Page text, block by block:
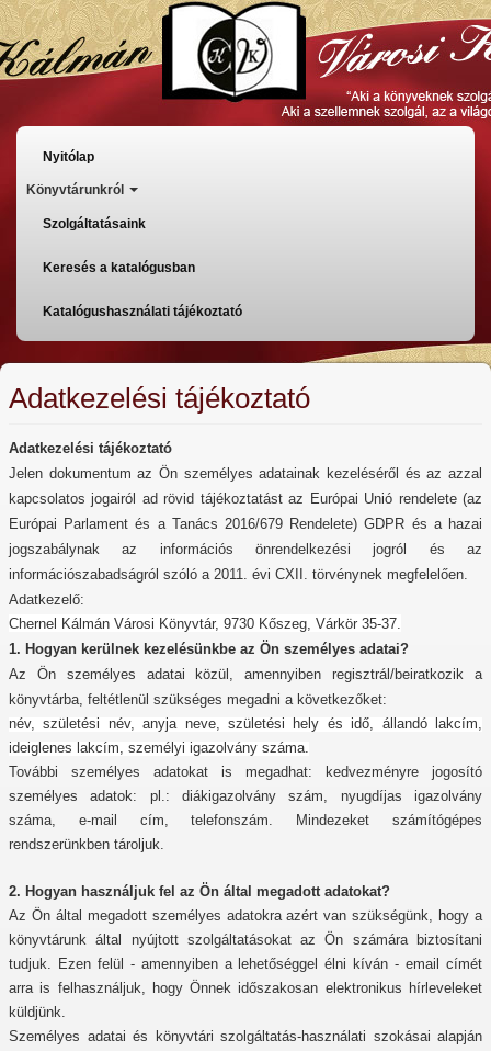
Ugrás
a
tartalomra
Főmenü
Nyitólap
Könyvtárunkról
Szolgáltatásaink
Keresés a katalógusban
Katalógushasználati tájékoztató
Adatkezelési tájékoztató
Adatkezelési tájékoztató
Jelen dokumentum az Ön személyes adatainak kezeléséről és az azzal
kapcsolatos jogairól ad rövid tájékoztatást az Európai Unió rendelete (az
Európai Parlament és a Tanács 2016/679 Rendelete) GDPR és a hazai
jogszabálynak az információs önrendelkezési jogról és az
információszabadságról szóló a 2011. évi CXII. törvénynek megfelelően.
Adatkezelő:
Chernel Kálmán Városi Könyvtár, 9730 Kőszeg, Várkör 35-37.
1. Hogyan kerülnek kezelésünkbe az Ön személyes adatai?
Az Ön személyes adatai közül, amennyiben regisztrál/beiratkozik a
könyvtárba, feltétlenül szükséges megadni a következőket:
név, születési név, anyja neve, születési hely és idő, állandó lakcím,
ideiglenes lakcím, személyi igazolvány száma.
További személyes adatokat is megadhat: kedvezményre jogosító
személyes adatok: pl.: diákigazolvány szám, nyugdíjas igazolvány
száma, e-mail cím, telefonszám. Mindezeket számítógépes
rendszerünkben tároljuk.
2. Hogyan használjuk fel az Ön által megadott adatokat?
Az Ön által megadott személyes adatokra azért van szükségünk, hogy a
könyvtárunk által nyújtott szolgáltatásokat az Ön számára biztosítani
tudjuk. Ezen felül - amennyiben a lehetőséggel élni kíván - email címét
arra is felhasználjuk, hogy Önnek időszakosan elektronikus hírleveleket
küldjünk.
Személyes adatai és könyvtári szolgáltatás-használati szokásai alapján